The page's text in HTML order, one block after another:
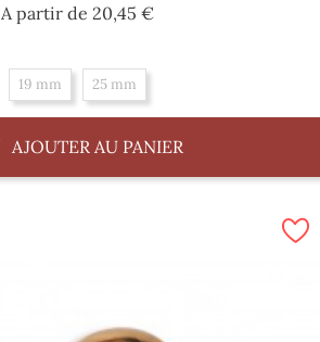
A partir de 20,45 €Prix
19 mm 25 mm
AJOUTER AU PANIER